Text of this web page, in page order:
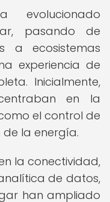
pasando de
a ecosistemas
experiencia de
Inicialmente,
en la
el control de
la energía.
la conectividad,
de datos,
han ampliado